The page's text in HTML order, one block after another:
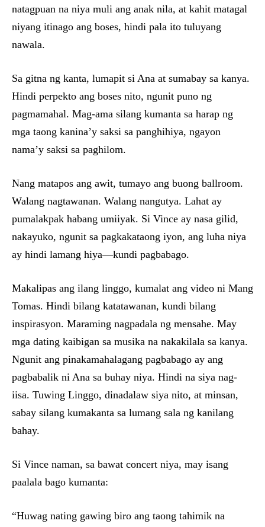
natagpuan na niya muli ang anak nila, at kahit matagal
niyang itinago ang boses, hindi pala ito tuluyang
nawala.
Sa gitna ng kanta, lumapit si Ana at sumabay sa kanya.
Hindi perpekto ang boses nito, ngunit puno ng
pagmamahal. Mag-ama silang kumanta sa harap ng
mga taong kanina’y saksi sa panghihiya, ngayon
nama’y saksi sa paghilom.
Nang matapos ang awit, tumayo ang buong ballroom.
Walang nagtawanan. Walang nangutya. Lahat ay
pumalakpak habang umiiyak. Si Vince ay nasa gilid,
nakayuko, ngunit sa pagkakataong iyon, ang luha niya
ay hindi lamang hiya—kundi pagbabago.
Makalipas ang ilang linggo, kumalat ang video ni Mang
Tomas. Hindi bilang katatawanan, kundi bilang
inspirasyon. Maraming nagpadala ng mensahe. May
mga dating kaibigan sa musika na nakakilala sa kanya.
Ngunit ang pinakamahalagang pagbabago ay ang
pagbabalik ni Ana sa buhay niya. Hindi na siya nag-
iisa. Tuwing Linggo, dinadalaw siya nito, at minsan,
sabay silang kumakanta sa lumang sala ng kanilang
bahay.
Si Vince naman, sa bawat concert niya, may isang
paalala bago kumanta:
“Huwag nating gawing biro ang taong tahimik na